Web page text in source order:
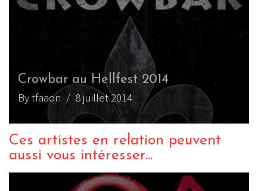
Crowbar au Hellfest 2014
By tfaaon / 8 juillet 2014
Ces artistes en relation peuvent
aussi vous intéresser...